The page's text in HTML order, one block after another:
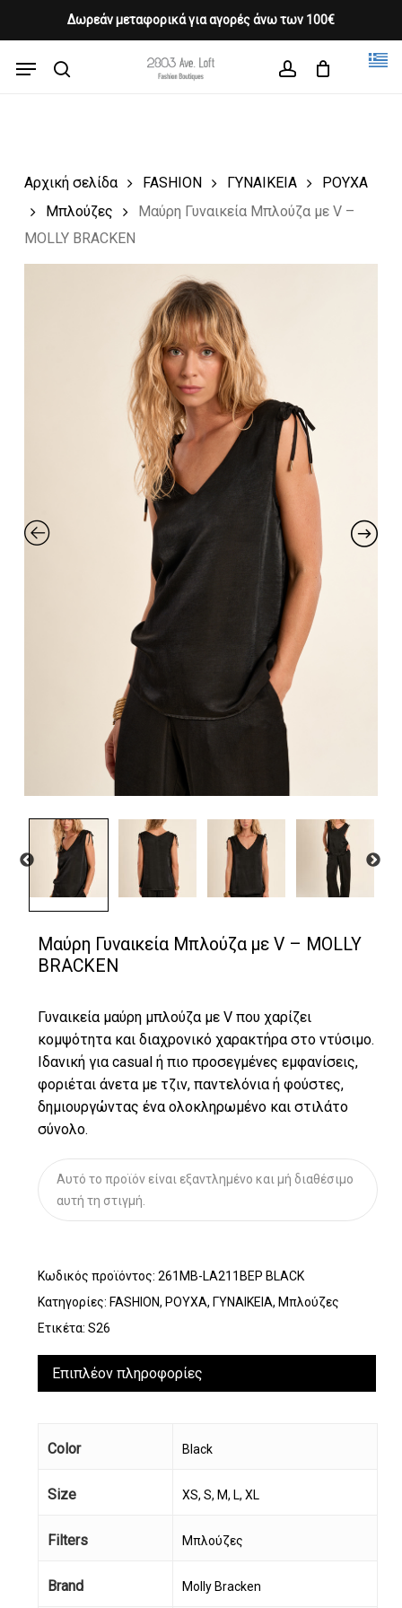
Δωρεάν μεταφορικά για αγορές άνω των 100€
content
Menu
Cart CLOSE
CART
Αρχική σελίδα FASHION ΓΥΝΑΙΚΕΙΑ
ΡΟΥΧΑ
Μπλούζες
Μαύρη Γυναικεία Μπλούζα με V –
MOLLY BRACKEN
Μαύρη Γυναικεία Μπλούζα με V – MOLLY
BRACKEN
Γυναικεία μαύρη μπλούζα με V που χαρίζει
κομψότητα και διαχρονικό χαρακτήρα στο ντύσιμο.
Ιδανική για casual ή πιο προσεγμένες εμφανίσεις,
φοριέται άνετα με τζιν, παντελόνια ή φούστες,
δημιουργώντας ένα ολοκληρωμένο και στιλάτο
σύνολο.
Αυτό το προϊόν είναι εξαντλημένο και μή διαθέσιμο
αυτή τη στιγμή.
Κωδικός προϊόντος: 261MB-LA211BEP BLACK
Κατηγορίες: FASHION, ΡΟΥΧΑ, ΓΥΝΑΙΚΕΙΑ, Μπλούζες
Ετικέτα: S26
Επιπλέον πληροφορίες
Color Black
Size XS, S, M, L, XL
Filters Μπλούζες
Brand Molly Bracken
Close